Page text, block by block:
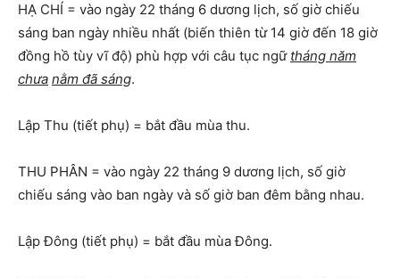
HẠ CHÍ = vào ngày 22 tháng 6 dương lịch, số giờ chiếu
sáng ban ngày nhiều nhất (biến thiên từ 14 giờ đến 18 giờ
đồng hồ tùy vĩ độ) phù hợp với câu tục ngữ tháng năm
chưa nằm đã sáng.
Lập Thu (tiết phụ) = bắt đầu mùa thu.
THU PHÂN = vào ngày 22 tháng 9 dương lịch, số giờ
chiếu sáng vào ban ngày và số giờ ban đêm bằng nhau.
Lập Đông (tiết phụ) = bắt đầu mùa Đông.